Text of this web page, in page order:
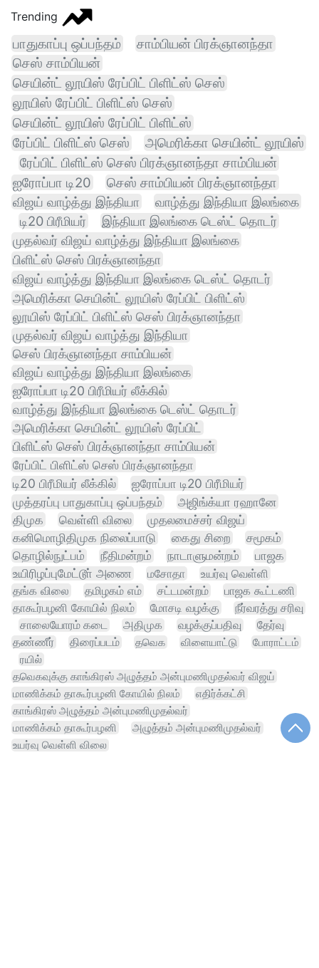
Trending
பாதுகாப்பு ஒப்பந்தம் சாம்பியன் பிரக்ஞானந்தா
செஸ் சாம்பியன்
செயின்ட் லூயிஸ் ரேப்பிட் பிளிட்ஸ் செஸ்
லூயிஸ் ரேப்பிட் பிளிட்ஸ் செஸ்
செயின்ட் லூயிஸ் ரேப்பிட் பிளிட்ஸ்
ரேப்பிட் பிளிட்ஸ் செஸ்
அமெரிக்கா செயின்ட் லூயிஸ்
ரேப்பிட் பிளிட்ஸ் செஸ் பிரக்ஞானந்தா சாம்பியன்
ஐரோப்பா டி20
செஸ் சாம்பியன் பிரக்ஞானந்தா
விஜய் வாழ்த்து இந்தியா
வாழ்த்து இந்தியா இலங்கை
டி20 பிரீமியர்
இந்தியா இலங்கை டெஸ்ட் தொடர்
முதல்வர் விஜய் வாழ்த்து இந்தியா இலங்கை
பிளிட்ஸ் செஸ் பிரக்ஞானந்தா
விஜய் வாழ்த்து இந்தியா இலங்கை டெஸ்ட் தொடர்
அமெரிக்கா செயின்ட் லூயிஸ் ரேப்பிட் பிளிட்ஸ்
லூயிஸ் ரேப்பிட் பிளிட்ஸ் செஸ் பிரக்ஞானந்தா
முதல்வர் விஜய் வாழ்த்து இந்தியா
செஸ் பிரக்ஞானந்தா சாம்பியன்
விஜய் வாழ்த்து இந்தியா இலங்கை
ஐரோப்பா டி20 பிரீமியர் லீக்கில்
வாழ்த்து இந்தியா இலங்கை டெஸ்ட் தொடர்
அமெரிக்கா செயின்ட் லூயிஸ் ரேப்பிட்
பிளிட்ஸ் செஸ் பிரக்ஞானந்தா சாம்பியன்
ரேப்பிட் பிளிட்ஸ் செஸ் பிரக்ஞானந்தா
டி20 பிரீமியர் லீக்கில்
ஐரோப்பா டி20 பிரீமியர்
முத்தரப்பு பாதுகாப்பு ஒப்பந்தம்
அஜிங்க்யா ரஹானே
திமுக
வெள்ளி விலை
முதலமைச்சர் விஜய்
கனிமொழிதிமுக நிலைப்பாடு
கைது சிறை
சமூகம்
தொழில்நுட்பம்
நீதிமன்றம் நாடாளுமன்றம்
பாஜக
உயிரிழப்புமேட்டூா் அணை
மசோதா
உயர்வு வெள்ளி
தங்க விலை
தமிழகம் எம் சட்டமன்றம்
பாஜக கூட்டணி
தாகூர்பழனி கோயில் நிலம்
மோசடி வழக்கு
நீர்வரத்து சரிவு
சாலையோரம் கடை
அதிமுக வழக்குப்பதிவு
தேர்வு
தண்ணீர்
திரைப்படம் தவெக விளையாட்டு
போராட்டம்
ரயில்
தவெகவுக்கு காங்கிரஸ் அழுத்தம் அன்புமணிமுதல்வர் விஜய்
மாணிக்கம் தாகூர்பழனி கோயில் நிலம்
எதிர்க்கட்சி
காங்கிரஸ் அழுத்தம் அன்புமணிமுதல்வர்
மாணிக்கம் தாகூர்பழனி
அழுத்தம் அன்புமணிமுதல்வர்
உயர்வு வெள்ளி விலை